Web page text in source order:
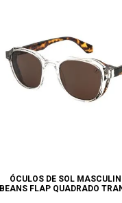
ÓCULOS DE SOL
BEANS FLAP QUADRADO